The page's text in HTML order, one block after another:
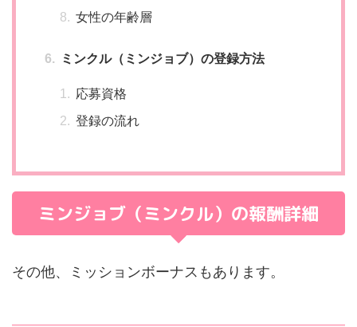
女性の年齢層
ミンクル（ミンジョブ）の登録方法
応募資格
登録の流れ
ミンジョブ（ミンクル）の報酬詳細
その他、ミッションボーナスもあります。